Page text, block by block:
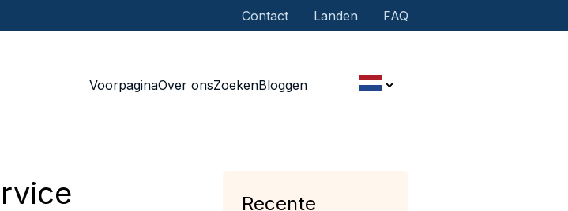
Contact Landen FAQ
VoorpaginaOver onsZoekenBloggen
Recente